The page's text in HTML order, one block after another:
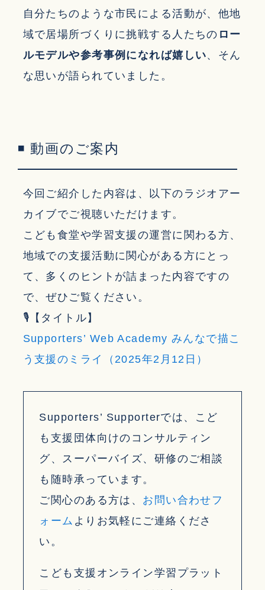
自分たちのような市民による活動が、他地
域で居場所づくりに挑戦する人たちの ロー
ルモデルや参考事例になれば嬉しい、そん
な思いが語られていました。
◾ 動画のご案内
今回ご紹介した内容は、以下のラジオアー
カイブでご視聴いただけます。
こども食堂や学習支援の運営に関わる方、
地域での支援活動に関心がある方にとっ
て、多くのヒントが詰まった内容ですの
で、ぜひご覧ください。
🎙【タイトル】
Supporters’ Web Academy みんなで描こ
う支援のミライ（2025年2月12日）
Supporters’ Supporterでは、こど
も支援団体向けのコンサルティン
グ、スーパーバイズ、研修のご相談
も随時承っています。
ご関心のある方は、 お問い合わせフ
ォーム よりお気軽にご連絡くださ
い。
こども支援オンライン学習プラット